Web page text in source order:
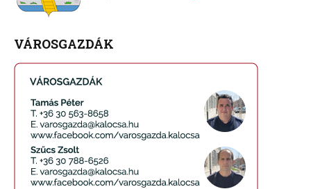
VÁROSGAZDÁK